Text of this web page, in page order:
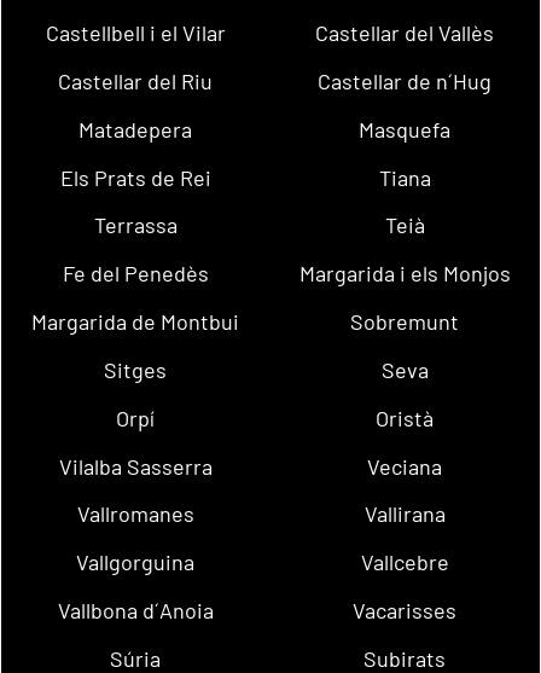
Castellbell i el Vilar
Castellar del Vallès
Castellar del Riu
Castellar de n´Hug
Matadepera
Masquefa
Els Prats de Rei
Tiana
Terrassa
Teià
Fe del Penedès
Margarida i els Monjos
Margarida de Montbui
Sobremunt
Sitges
Seva
Orpí
Oristà
Vilalba Sasserra
Veciana
Vallromanes
Vallirana
Vallgorguina
Vallcebre
Vallbona d´Anoia
Vacarisses
Súria
Subirats